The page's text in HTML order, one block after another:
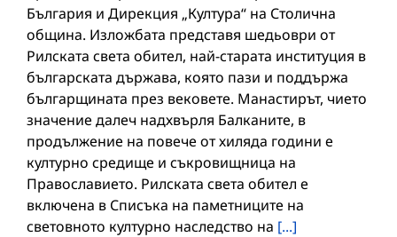
България и Дирекция „Култура“ на Столична
община. Изложбата представя шедьоври от
Рилската света обител, най-старата институция в
българската държава, която пази и поддържа
българщината през вековете. Манастирът, чието
значение далеч надхвърля Балканите, в
продължение на повече от хиляда години е
културно средище и съкровищница на
Православието. Рилската света обител е
включена в Списъка на паметниците на
световното културно наследство на [...]